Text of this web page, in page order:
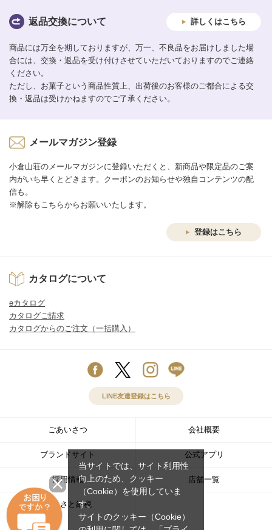
返品交換について 詳しくはこちら
商品には万全を期しておりますが、万一、不良品をお届けしました場
合には、交換・返品を受け付けさせていただいておりますのでご連絡
ください。
ただし、お菓子という商品性質上、出荷後のお客様のご都合による交
換・返品は受けかねますのでご了承ください。
メールマガジン登録
小倉山荘のメールマガジンに登録いただくと、新商品や限定品のご案
内がいち早くとどきます。クーポンのお知らせや独自コンテンツの配
信も。
※解除もこちらからお願いいたします。
登録はこちら
カタログについて
eカタログ
カタログご請求
カタログからのご注文（一括購入）
LINE友達登録はこちら
ごあいさつ 会社概要
ブランドサイト 公式アプリ
採用情報 店舗一覧
ふるさと納税
当サイトでは、サイト利用性
向上のため、クッキー
（Cookie）を使用していま
す。
サイトのクッキー（Cookie）